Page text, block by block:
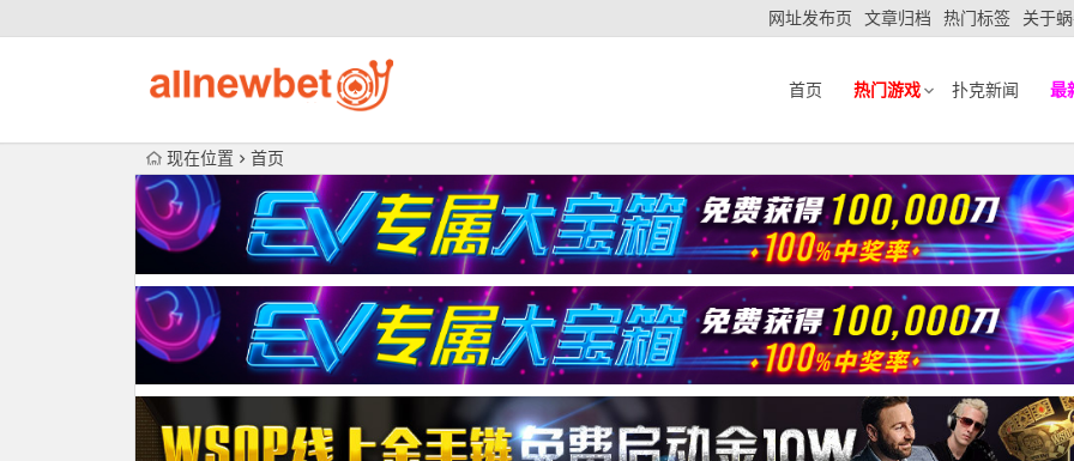
网址发布页 文章归档 热门标签 关于
首页 热门游戏 扑克新闻 最
现在位置 首页